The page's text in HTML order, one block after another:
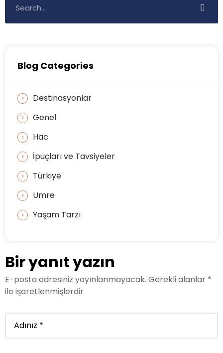
Blog Categories
Destinasyonlar
Genel
Hac
İpuçları ve Tavsiyeler
Türkiye
Umre
Yaşam Tarzı
Bir yanıt yazın
E-posta adresiniz yayınlanmayacak. Gerekli alanlar *
ile işaretlenmişlerdir